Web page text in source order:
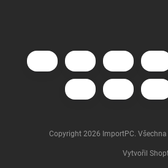
Vytvořil
Copyright 2026 ImportPC.